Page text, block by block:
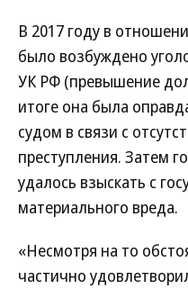
В 2017 году в
было возбуждено
УК РФ (превышение
итоге она была
судом в связи с
преступления. Затем
удалось взыскать с
материального вреда.
«Несмотря на то
частично